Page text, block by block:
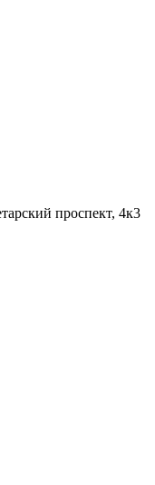
проспект, 4к3